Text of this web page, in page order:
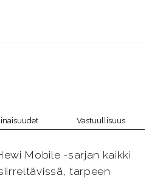
Vastuullisuus
Mobile -sarjan kaikki
tarpeen